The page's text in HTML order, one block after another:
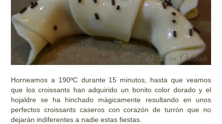
Horneamos a 190ºC durante 15 minutos, hasta que veamos
que los croissants han adquirido un bonito color dorado y el
hojaldre se ha hinchado mágicamente resultando en unos
perfectos croissants caseros con corazón de turrón que no
dejarán indiferentes a nadie estas fiestas.